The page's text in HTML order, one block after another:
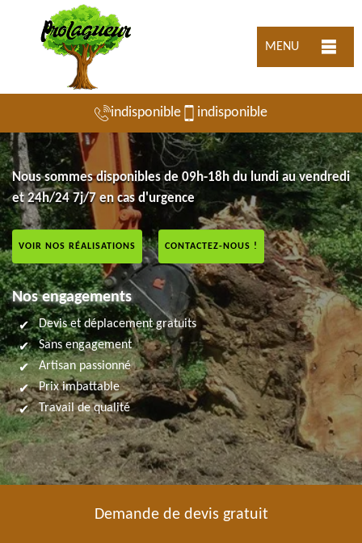
MENU
indisponible indisponible
Nous sommes disponibles de 09h-18h du lundi au vendredi
et 24h/24 7j/7 en cas d'urgence
VOIR NOS RÉALISATIONS CONTACTEZ-NOUS !
Nos engagements
Devis et déplacement gratuits
Sans engagement
Artisan passionné
Prix imbattable
Travail de qualité
Demande de devis gratuit